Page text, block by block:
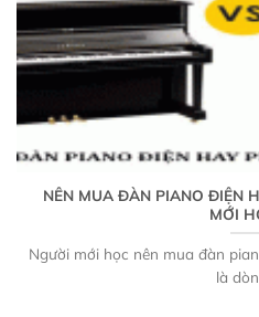
NÊN MUA ĐÀN PIANO ĐIỆN
MỚI
Người mới học nên mua đàn
là